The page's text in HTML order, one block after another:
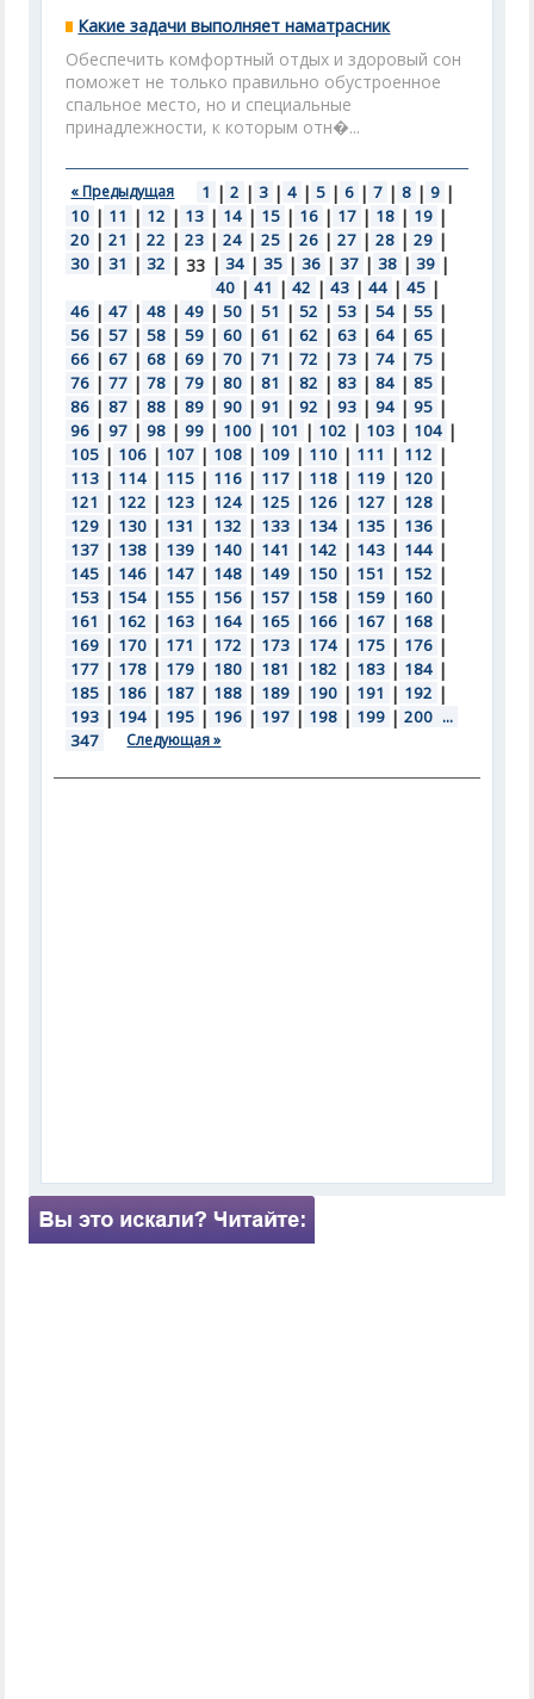
Какие задачи выполняет наматрасник
Обеспечить комфортный отдых и здоровый сон
поможет не только правильно обустроенное
спальное место, но и специальные
принадлежности, к которым отн�...
« Предыдущая 1 | 2 | 3 | 4 | 5 | 6 | 7 | 8 | 9 |
10 | 11 | 12 | 13 | 14 | 15 | 16 | 17 | 18 | 19 |
20 | 21 | 22 | 23 | 24 | 25 | 26 | 27 | 28 | 29 |
30 | 31 | 32 | 33 | 34 | 35 | 36 | 37 | 38 | 39 |
40 | 41 | 42 | 43 | 44 | 45 |
46 | 47 | 48 | 49 | 50 | 51 | 52 | 53 | 54 | 55 |
56 | 57 | 58 | 59 | 60 | 61 | 62 | 63 | 64 | 65 |
66 | 67 | 68 | 69 | 70 | 71 | 72 | 73 | 74 | 75 |
76 | 77 | 78 | 79 | 80 | 81 | 82 | 83 | 84 | 85 |
86 | 87 | 88 | 89 | 90 | 91 | 92 | 93 | 94 | 95 |
96 | 97 | 98 | 99 | 100 | 101 | 102 | 103 | 104 |
105 | 106 | 107 | 108 | 109 | 110 | 111 | 112 |
113 | 114 | 115 | 116 | 117 | 118 | 119 | 120 |
121 | 122 | 123 | 124 | 125 | 126 | 127 | 128 |
129 | 130 | 131 | 132 | 133 | 134 | 135 | 136 |
137 | 138 | 139 | 140 | 141 | 142 | 143 | 144 |
145 | 146 | 147 | 148 | 149 | 150 | 151 | 152 |
153 | 154 | 155 | 156 | 157 | 158 | 159 | 160 |
161 | 162 | 163 | 164 | 165 | 166 | 167 | 168 |
169 | 170 | 171 | 172 | 173 | 174 | 175 | 176 |
177 | 178 | 179 | 180 | 181 | 182 | 183 | 184 |
185 | 186 | 187 | 188 | 189 | 190 | 191 | 192 |
193 | 194 | 195 | 196 | 197 | 198 | 199 | 200 ...
347
Следующая »